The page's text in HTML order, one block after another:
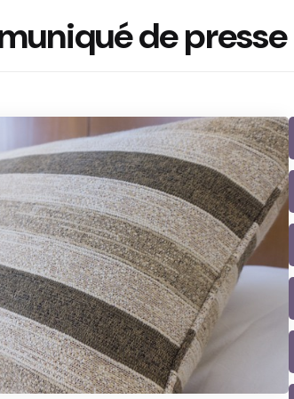
de presse